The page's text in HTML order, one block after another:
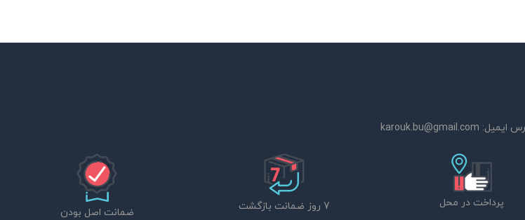
ایمیل: karouk.bu@gmail.com
پرداخت در محل 7 روز ضمانت بازگشت ضمانت اصل بودن